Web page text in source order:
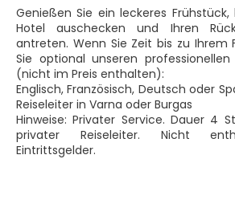
Genießen Sie ein leckeres
Hotel auschecken und Ihren
antreten. Wenn Sie Zeit bis zu Ihrem
Sie optional unseren
(nicht im Preis enthalten):
Englisch, Französisch, Deutsch oder
Reiseleiter in Varna oder Burgas
Hinweise: Privater Service. Dauer 4
privater Reiseleiter. Nicht
Eintrittsgelder.